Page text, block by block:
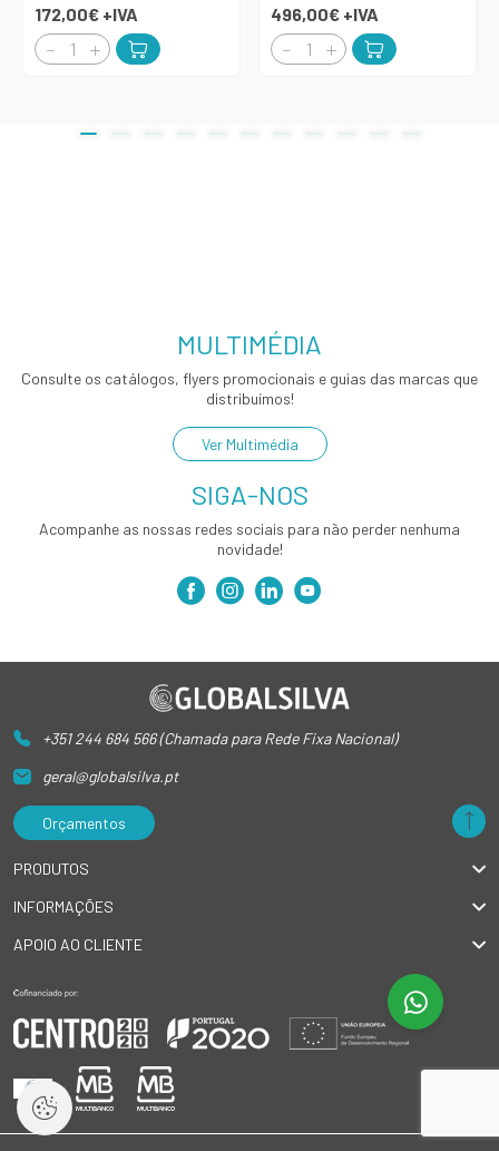
172,00€ +IVA 496,00€ +IVA
MULTIMÉDIA
Consulte os catálogos, flyers promocionais e guias das marcas que
distribuímos!
Ver Multimédia
SIGA-NOS
Acompanhe as nossas redes sociais para não perder nenhuma
novidade!
+351 244 684 566 (Chamada para Rede Fixa Nacional)
geral@globalsilva.pt
Orçamentos
PRODUTOS
INFORMAÇÕES
APOIO AO CLIENTE